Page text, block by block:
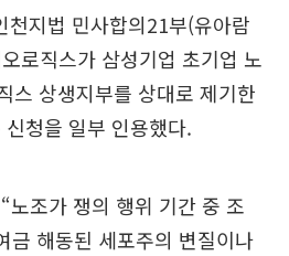
천지법 민사합의21부(유아람
로직스가 삼성기업 초기업 노
스 상생지부를 상대로 제기한
청을 일부 인용했다.
노조가 쟁의 행위 기간 중 조
금 해동된 세포주의 변질이나